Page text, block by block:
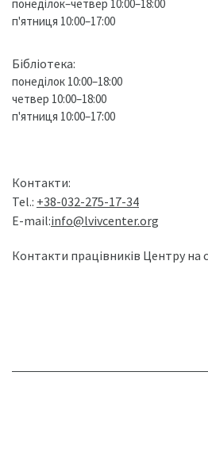
понеділок–четвер 10:00–18:00
п'ятниця 10:00–17:00
Бібліотека:
понеділок 10:00–18:00
четвер 10:00–18:00
п'ятниця 10:00–17:00
Контакти:
Tel.: +38-032-275-17-34
E-mail:info@lvivcenter.org
Контакти працівників Центру на